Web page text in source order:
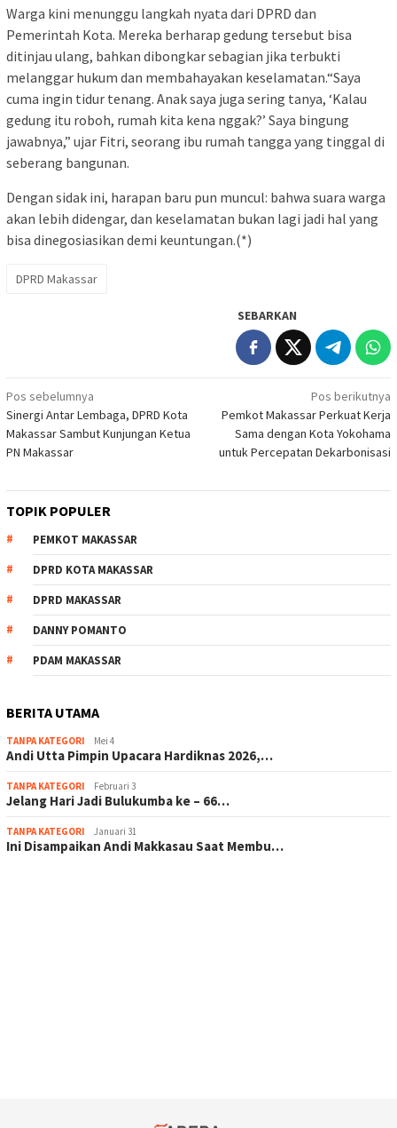
Warga kini menunggu langkah nyata dari DPRD dan
Pemerintah Kota. Mereka berharap gedung tersebut bisa
ditinjau ulang, bahkan dibongkar sebagian jika terbukti
melanggar hukum dan membahayakan keselamatan.“Saya
cuma ingin tidur tenang. Anak saya juga sering tanya, ‘Kalau
gedung itu roboh, rumah kita kena nggak?’ Saya bingung
jawabnya,” ujar Fitri, seorang ibu rumah tangga yang tinggal di
seberang bangunan.
Dengan sidak ini, harapan baru pun muncul: bahwa suara warga
akan lebih didengar, dan keselamatan bukan lagi jadi hal yang
bisa dinegosiasikan demi keuntungan.(*)
DPRD Makassar
SEBARKAN
Navigasi
pos
Pos sebelumnya
Sinergi Antar Lembaga, DPRD Kota
Makassar Sambut Kunjungan Ketua
PN Makassar
Pos berikutnya
Pemkot Makassar Perkuat Kerja
Sama dengan Kota Yokohama
untuk Percepatan Dekarbonisasi
TOPIK POPULER
PEMKOT MAKASSAR
DPRD KOTA MAKASSAR
DPRD MAKASSAR
DANNY POMANTO
PDAM MAKASSAR
BERITA UTAMA
TANPA KATEGORI Mei 4
Andi Utta Pimpin Upacara Hardiknas 2026,…
TANPA KATEGORI Februari 3
Jelang Hari Jadi Bulukumba ke – 66…
TANPA KATEGORI Januari 31
Ini Disampaikan Andi Makkasau Saat Membu…